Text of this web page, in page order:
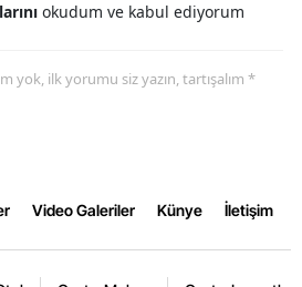
okudum ve kabul ediyorum
yok, ilk yorumu siz yazın, tartışalım *
Video Galeriler Künye İletişim